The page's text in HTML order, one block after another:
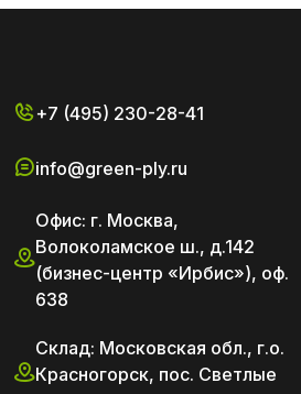
+7 (495) 230-28-41
info@green-ply.ru
Офис: г. Москва,
Волоколамское ш., д.142
(бизнес-центр «Ирбис»), оф.
638
Склад: Московская обл., г.о.
Красногорск, пос. Светлые